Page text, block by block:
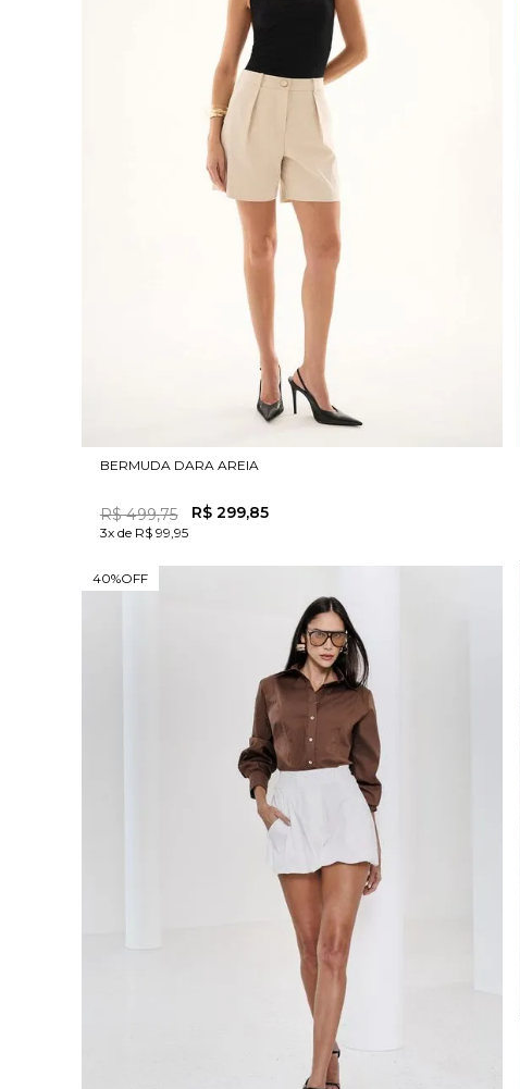
BERMUDA DARA AREIA
R$ 499,75 R$ 299,85
3x de R$ 99,95
40%OFF